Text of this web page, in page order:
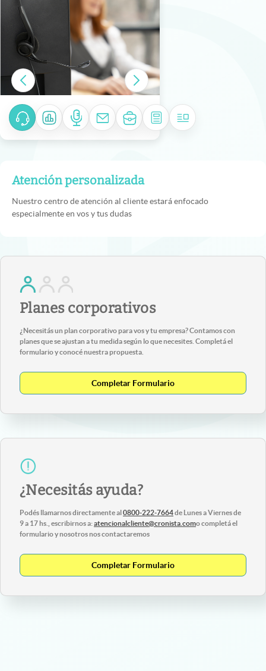
Atención personalizada
Nuestro centro de atención al cliente estará enfocado
especialmente en vos y tus dudas
Planes corporativos
¿Necesitás un plan corporativo para vos y tu empresa? Contamos con
planes que se ajustan a tu medida según lo que necesites. Completá el
formulario y conocé nuestra propuesta.
Completar Formulario
¿Necesitás ayuda?
Podés llamarnos directamente al 0800-222-7664de Lunes a Viernes de
9 a 17 hs., escribirnos a:atencionalcliente@cronista.como completá el
formulario y nosotros nos contactaremos
Completar Formulario